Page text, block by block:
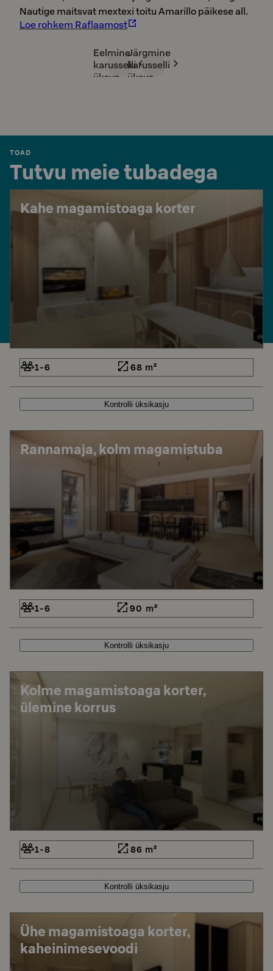
Nautige maitsvat mextexi toitu Amarillo päikese all.
Loe rohkem Raflaamost
Eelmine
karusselli
üksus
Järgmine
karusselli
üksus
TOAD
Tutvu meie tubadega
Kahe magamistoaga korter
1-6 68 m²
Kontrolli üksikasju
Rannamaja, kolm magamistuba
1-6 90 m²
Kontrolli üksikasju
Kolme magamistoaga korter,
ülemine korrus
1-8 86 m²
Kontrolli üksikasju
Ühe magamistoaga korter,
kaheinimesevoodi